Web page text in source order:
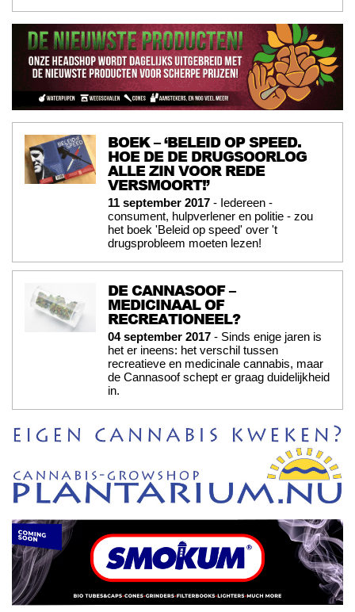
BOEK – ‘BELEID OP SPEED.
HOE DE DE DRUGSOORLOG
ALLE ZIN VOOR REDE
VERSMOORT!’
11 september 2017 - Iedereen -
consument, hulpverlener en politie - zou
het boek 'Beleid op speed' over 't
drugsprobleem moeten lezen!
DE CANNASOOF –
MEDICINAAL OF
RECREATIONEEL?
04 september 2017 - Sinds enige jaren is
het er ineens: het verschil tussen
recreatieve en medicinale cannabis, maar
de Cannasoof schept er graag duidelijkheid
in.